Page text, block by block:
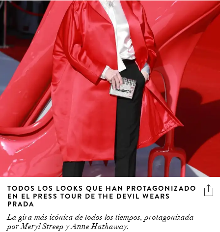
TODOS LOS LOOKS QUE HAN PROTAGONIZADO
EN EL PRESS TOUR DE THE DEVIL WEARS
PRADA
La gira más icónica de todos los tiempos, protagonizada
por Meryl Streep y Anne Hathaway.